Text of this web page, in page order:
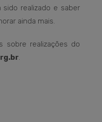
realizado e saber
ainda mais.
sobre realizações do
.